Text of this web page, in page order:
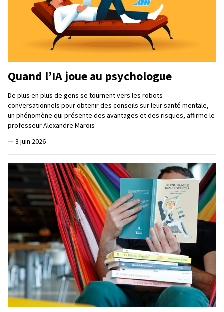
Quand l’IA joue au psychologue
De plus en plus de gens se tournent vers les robots
conversationnels pour obtenir des conseils sur leur santé mentale,
un phénomène qui présente des avantages et des risques, affirme le
professeur Alexandre Marois
— 3 juin 2026